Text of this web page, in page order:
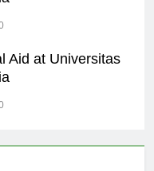
Aid at Universitas